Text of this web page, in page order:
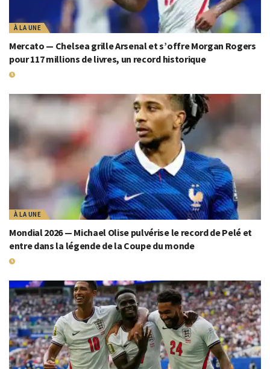
À LA UNE
Mercato — Chelsea grille Arsenal et s’offre Morgan Rogers
pour 117 millions de livres, un record historique
À LA UNE
Mondial 2026 — Michael Olise pulvérise le record de Pelé et
entre dans la légende de la Coupe du monde